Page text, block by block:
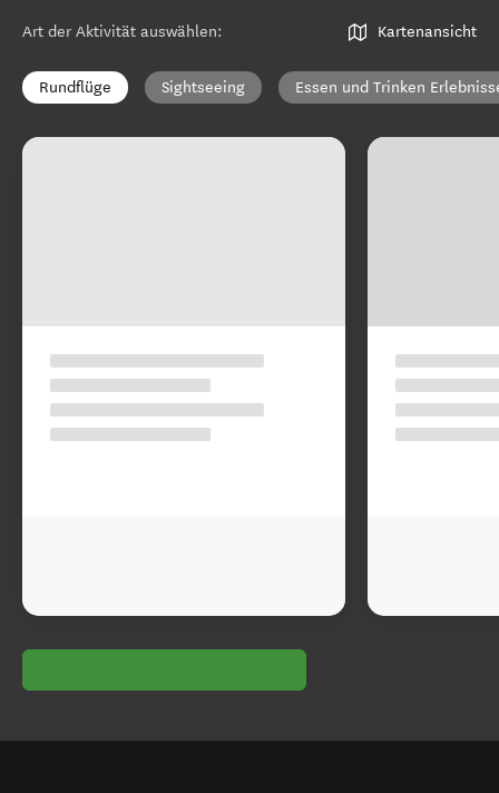
Art der Aktivität auswählen: Kartenansicht
Rundflüge Sightseeing Essen und Trinken